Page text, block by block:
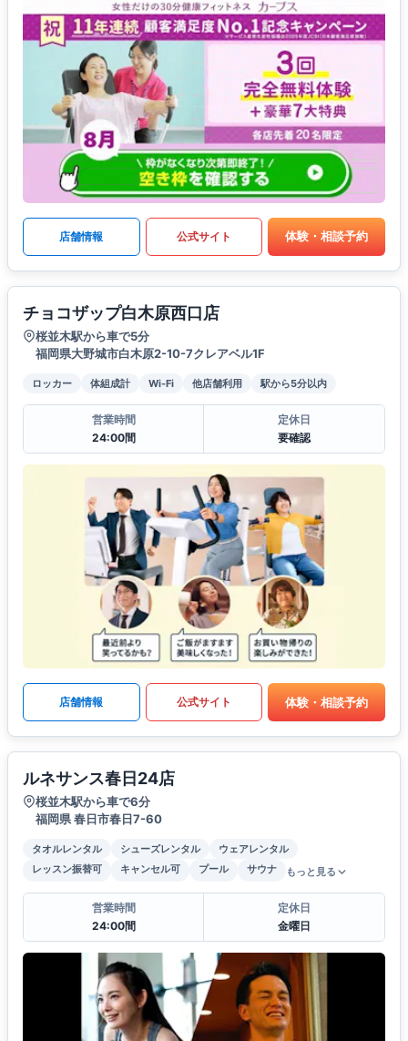
店舗情報 公式サイト 体験・相談予約
チョコザップ白木原西口店
桜並木駅から車で5分
福岡県大野城市白木原2-10-7クレアベル1F
ロッカー 体組成計 Wi-Fi 他店舗利用 駅から5分以内
営業時間
24:00間
定休日
要確認
店舗情報 公式サイト 体験・相談予約
ルネサンス春日24店
桜並木駅から車で6分
福岡県 春日市春日7-60
タオルレンタル シューズレンタル
ウェアレンタル
レッスン振替可
キャンセル可 プール サウナ もっと見る
営業時間
24:00間
定休日
金曜日